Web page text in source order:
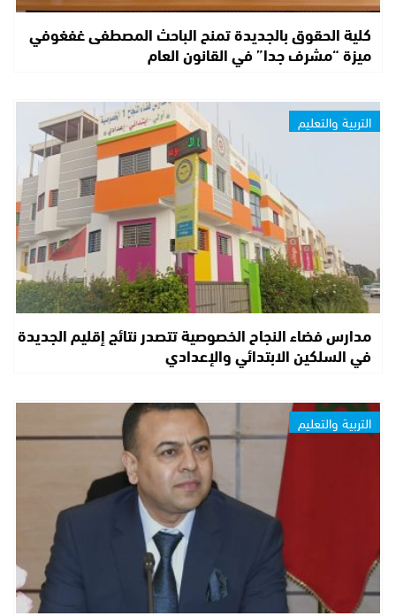
كلية الحقوق بالجديدة تمنح الباحث المصطفى غفغوفي
ميزة “مشرف جدا” في القانون العام
التربية والتعليم
مدارس فضاء النجاح الخصوصية تتصدر نتائج إقليم الجديدة
في السلكين الابتدائي والإعدادي
التربية والتعليم